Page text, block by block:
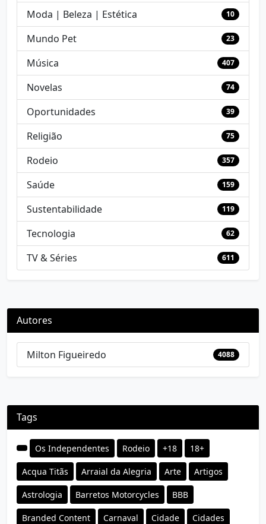
Moda | Beleza | Estética 10
Mundo Pet 23
Música 407
Novelas 74
Oportunidades 39
Religião 75
Rodeio 357
Saúde 159
Sustentabilidade 119
Tecnologia 62
TV & Séries 611
Autores
Milton Figueiredo 4088
Tags
Os Independentes Rodeio +18 18+
Acqua Titãs Arraial da Alegria Arte Artigos
Astrologia Barretos Motorcycles BBB
Branded Content Carnaval Cidade Cidades